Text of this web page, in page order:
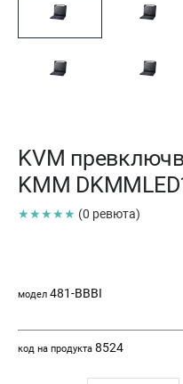
KVM
KMM
★★★★★ (0 ревюта)
модел 481-BBBI
код на продукта 8524